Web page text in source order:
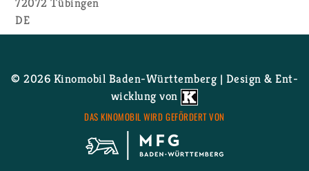
DE
© 2026 Ki­no­mo­bil Ba­den-Würt­tem­berg | De­sign & Ent­
wick­lung von
DAS KI­NO­MO­BIL WIRD GE­FÖR­DERT VON